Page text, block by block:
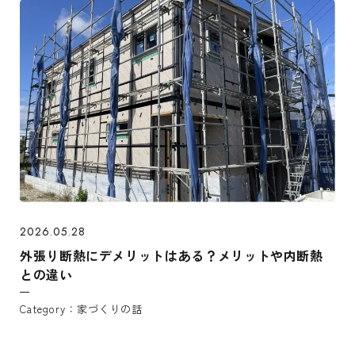
2026.05.28
外張り断熱にデメリットはある？メリットや内断熱
との違い
家づくりの話